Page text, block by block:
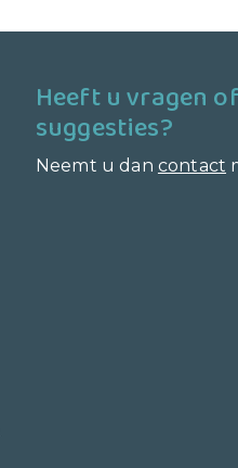
Heeft u vragen
suggesties?
Neemt u dan contact